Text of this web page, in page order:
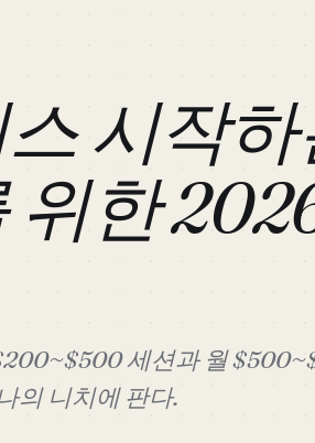
시작하
위한
세션과 월
의 니치에 판다.